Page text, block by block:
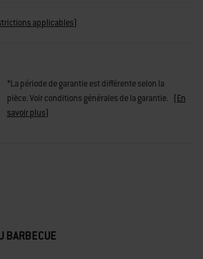
applicables)
*La période de garantie est différente selon la
pièce. Voir conditions générales de la garantie. (En
savoir plus)
BARBECUE